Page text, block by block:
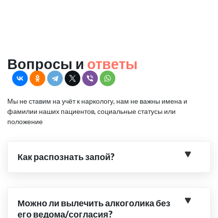
Вопросы и ответы
Мы не ставим на учёт к наркологу, нам не важны имена и
фамилии наших пациентов, социальные статусы или
положение
Как распознать запой?
Можно ли вылечить алкоголика без
его ведома/согласия?